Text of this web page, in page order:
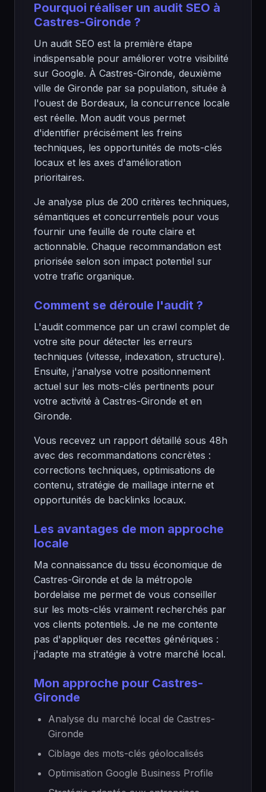
Pourquoi réaliser un audit SEO à
Castres-Gironde ?
Un audit SEO est la première étape
indispensable pour améliorer votre visibilité
sur Google. À Castres-Gironde, deuxième
ville de Gironde par sa population, située à
l'ouest de Bordeaux, la concurrence locale
est réelle. Mon audit vous permet
d'identifier précisément les freins
techniques, les opportunités de mots-clés
locaux et les axes d'amélioration
prioritaires.
Je analyse plus de 200 critères techniques,
sémantiques et concurrentiels pour vous
fournir une feuille de route claire et
actionnable. Chaque recommandation est
priorisée selon son impact potentiel sur
votre trafic organique.
Comment se déroule l'audit ?
L'audit commence par un crawl complet de
votre site pour détecter les erreurs
techniques (vitesse, indexation, structure).
Ensuite, j'analyse votre positionnement
actuel sur les mots-clés pertinents pour
votre activité à Castres-Gironde et en
Gironde.
Vous recevez un rapport détaillé sous 48h
avec des recommandations concrètes :
corrections techniques, optimisations de
contenu, stratégie de maillage interne et
opportunités de backlinks locaux.
Les avantages de mon approche
locale
Ma connaissance du tissu économique de
Castres-Gironde et de la métropole
bordelaise me permet de vous conseiller
sur les mots-clés vraiment recherchés par
vos clients potentiels. Je ne me contente
pas d'appliquer des recettes génériques :
j'adapte ma stratégie à votre marché local.
Mon approche pour Castres-
Gironde
Analyse du marché local de Castres-
Gironde
Ciblage des mots-clés géolocalisés
Optimisation Google Business Profile